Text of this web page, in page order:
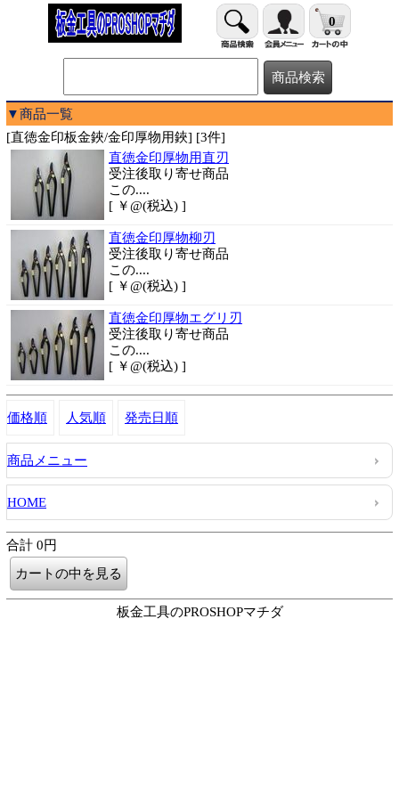
0
▼商品一覧
[直徳金印板金鋏/金印厚物用鋏] [3件]
直徳金印厚物用直刃
受注後取り寄せ商品
この....
[ ￥@(税込) ]
直徳金印厚物柳刃
受注後取り寄せ商品
この....
[ ￥@(税込) ]
直徳金印厚物エグリ刃
受注後取り寄せ商品
この....
[ ￥@(税込) ]
価格順 人気順 発売日順
商品メニュー
HOME
合計 0円
板金工具のPROSHOPマチダ